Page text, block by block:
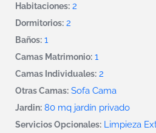
Habitaciones: 2
Dormitorios: 2
Baños: 1
Camas Matrimonio: 1
Camas Individuales: 2
Otras Camas: Sofa Cama
Jardin: 80 mq jardín privado
Servicios Opcionales: Limpieza